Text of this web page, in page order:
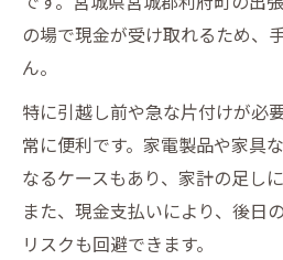
の場で現金が受け取れるため、
ん。
特に引越し前や急な片付けが必
常に便利です。家電製品や家具
なるケースもあり、家計の足し
また、現金支払いにより、後日
リスクも回避できます。